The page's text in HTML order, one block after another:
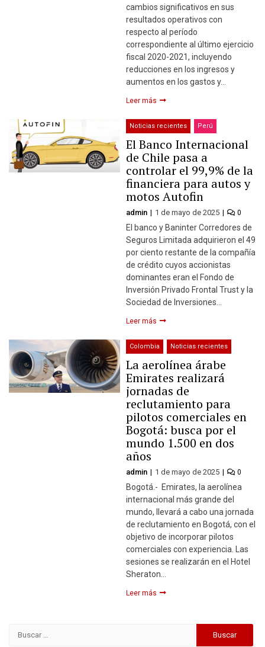
cambios significativos en sus
resultados operativos con
respecto al período
correspondiente al último ejercicio
fiscal 2020-2021, incluyendo
reducciones en los ingresos y
aumentos en los gastos y…
Leer más
Noticias recientes Perú
El Banco Internacional
de Chile pasa a
controlar el 99,9% de la
financiera para autos y
motos Autofin
admin 1 de mayo de 2025 0
El banco y Baninter Corredores de
Seguros Limitada adquirieron el 49
por ciento restante de la compañía
de crédito cuyos accionistas
dominantes eran el Fondo de
Inversión Privado Frontal Trust y la
Sociedad de Inversiones…
Leer más
Colombia Noticias recientes
La aerolínea árabe
Emirates realizará
jornadas de
reclutamiento para
pilotos comerciales en
Bogotá: busca por el
mundo 1.500 en dos
años
admin 1 de mayo de 2025 0
Bogotá.- Emirates, la aerolínea
internacional más grande del
mundo, llevará a cabo una jornada
de reclutamiento en Bogotá, con el
objetivo de incorporar pilotos
comerciales con experiencia. Las
sesiones se realizarán en el Hotel
Sheraton…
Leer más